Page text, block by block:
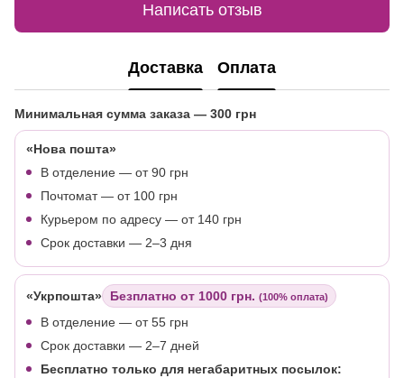
Написать отзыв
Доставка Оплата
Минимальная сумма заказа — 300 грн
«Нова пошта»
В отделение — от 90 грн
Почтомат — от 100 грн
Курьером по адресу — от 140 грн
Срок доставки — 2–3 дня
«Укрпошта» Безплатно от 1000 грн. (100% оплата)
В отделение — от 55 грн
Срок доставки — 2–7 дней
Бесплатно только для негабаритных посылок: